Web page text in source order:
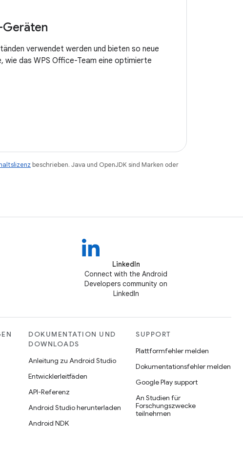
verwendet werden und bieten so neue
wie das WPS Office-Team eine optimierte
beschrieben. Java und OpenJDK sind Marken oder
LinkedIn
Connect with the Android
Developers community on
LinkedIn
DOKUMENTATION UND
DOWNLOADS
Anleitung zu Android Studio
Entwicklerleitfäden
API-Referenz
Android Studio herunterladen
Android NDK
SUPPORT
Plattformfehler melden
Dokumentationsfehler melden
Google Play support
An Studien für
Forschungszwecke
teilnehmen